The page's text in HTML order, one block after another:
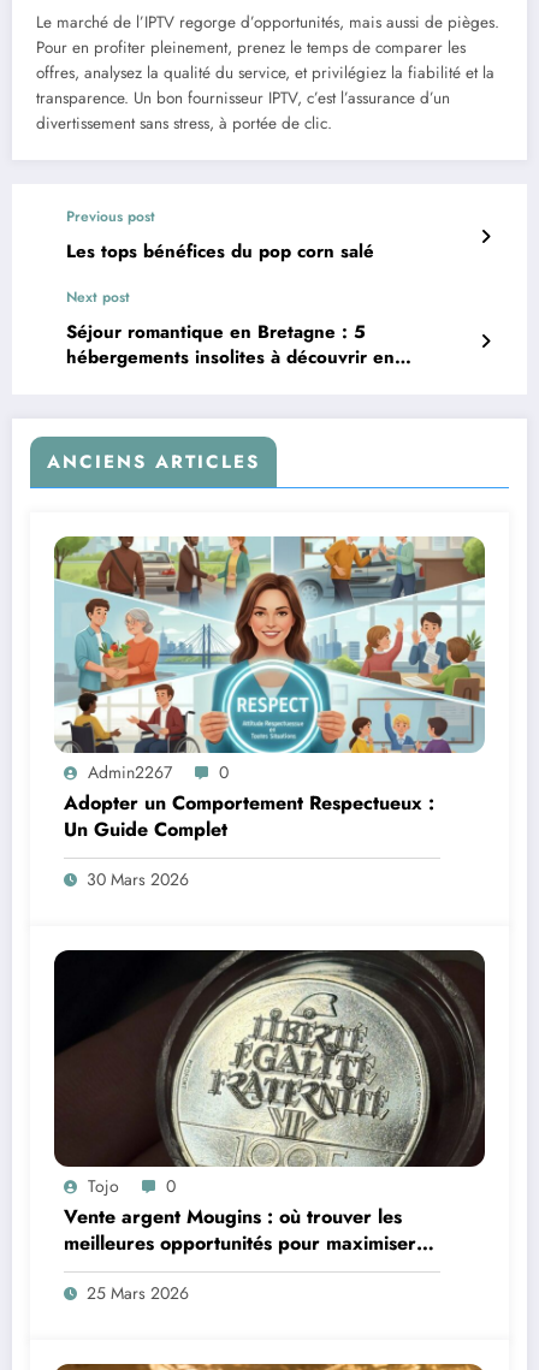
Le marché de l’IPTV regorge d’opportunités, mais aussi de pièges.
Pour en profiter pleinement, prenez le temps de comparer les
offres, analysez la qualité du service, et privilégiez la fiabilité et la
transparence. Un bon fournisseur IPTV, c’est l’assurance d’un
divertissement sans stress, à portée de clic.
Previous post
Les tops bénéfices du pop corn salé
Next post
Séjour romantique en Bretagne : 5
hébergements insolites à découvrir en
ANCIENS ARTICLES
Admin2267 0
Adopter un Comportement Respectueux :
Un Guide Complet
30 Mars 2026
Tojo 0
Vente argent Mougins : où trouver les
meilleures opportunités pour maximiser
vos profits ?
25 Mars 2026